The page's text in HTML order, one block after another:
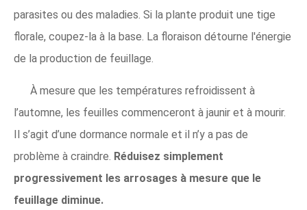
parasites ou des maladies. Si la plante produit une tige
florale, coupez-la à la base. La floraison détourne l'énergie
de la production de feuillage.
À mesure que les températures refroidissent à
l’automne, les feuilles commenceront à jaunir et à mourir.
Il s’agit d’une dormance normale et il n’y a pas de
problème à craindre. Réduisez simplement
progressivement les arrosages à mesure que le
feuillage diminue.